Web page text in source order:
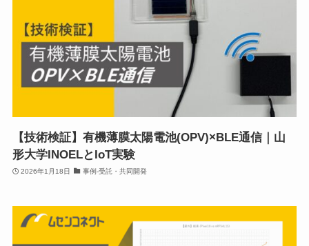
【技術検証】有機薄膜太陽電池(OPV)×BLE通信｜山
形大学INOELとIoT実験
2026年1月18日 事例-受託・共同開発